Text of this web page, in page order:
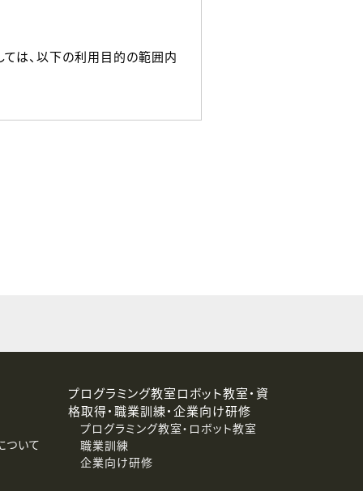
ては、以下の利用目的の範囲内
および第三者への提供停止）
ついて
プログラミング教室ロボット教室・資
格取得・職業訓練・企業向け研修
プログラミング教室・ロボット教室
職業訓練
企業向け研修